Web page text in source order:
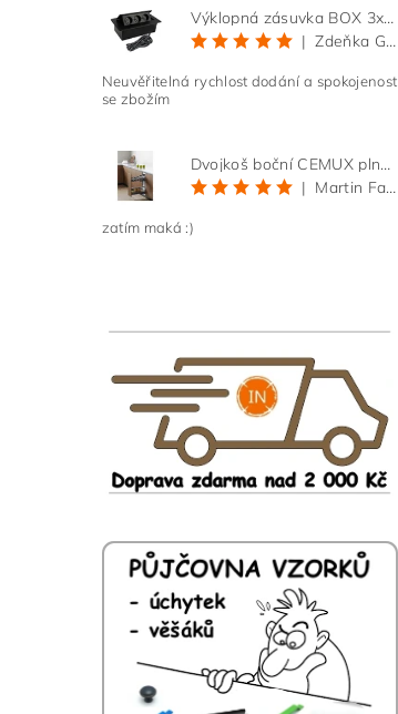
Výklopná zásuvka BOX 3x 230V s 3m kabelem - černá
|
Zdeňka Gold
Neuvěřitelná rychlost dodání a spokojenost
se zbožím
Dvojkoš boční CEMUX plné dno 3D, s tlumením antracit 200 mm
|
Martin Faltus
zatím maká :)